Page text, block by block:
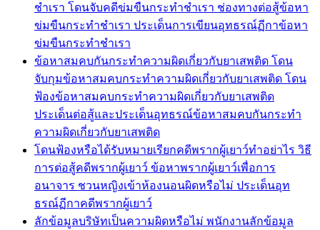
ชำเรา โดนจับคดีข่มขืนกระทำชำเรา ช่องทางต่อสู้ข้อหา
ข่มขืนกระทำชำเรา ประเด็นการเขียนอุทธรณ์ฏีกาข้อหา
ข่มขืนกระทำชำเรา
ข้อหาสมคบกันกระทำความผิดเกี่ยวกับยาเสพติด โดน
จับกุมข้อหาสมคบกระทำความผิดเกี่ยวกับยาเสพติด โดน
ฟ้องข้อหาสมคบกระทำความผิดเกี่ยวกับยาเสพติด
ประเด็นต่อสู้และประเด็นอุทธรณ์ข้อหาสมคบกันกระทำ
ความผิดเกี่ยวกับยาเสพติด
โดนฟ้องหรือได้รับหมายเรียกคดีพรากผู้เยาว์ทำอย่าไร วิธี
การต่อสู้คดีพรากผู้เยาว์ ข้อหาพรากผู้เยาว์เพื่อการ
อนาจาร ชวนหญิงเข้าห้องนอนผิดหรือไม่ ประเด็นอุท
ธรณ์ฏีกาคดีพรากผู้เยาว์
ลักข้อมูลบริษัทเป็นความผิดหรือไม่ พนักงานลักข้อมูล